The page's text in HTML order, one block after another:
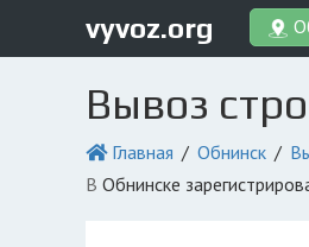
vyvoz.org
Вывоз
Главная Обнинск
в Обнинске